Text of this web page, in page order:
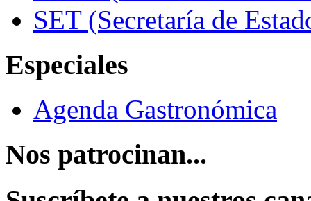
SET (Secretaría de
Especiales
Agenda Gastronómica
Nos patrocinan...